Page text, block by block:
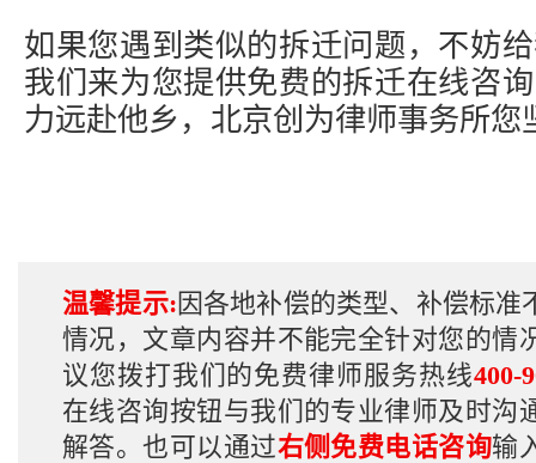
如果您遇到类似的拆迁问题，不妨
我们来为您提供免费的拆迁在线咨
力远赴他乡，北京创为律师事务所您
温馨提示:因各地补偿的类型、补偿标准
情况，文章内容并不能完全针对您的情
议您拨打我们的免费律师服务热线400-
在线咨询按钮与我们的专业律师及时沟
解答。也可以通过右侧免费电话咨询输